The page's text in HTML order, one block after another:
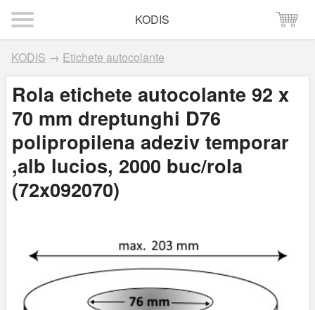
KODIS
KODIS → Etichete autocolante
Rola etichete autocolante 92 x
70 mm dreptunghi D76
polipropilena adeziv temporar
,alb lucios, 2000 buc/rola
(72x092070)